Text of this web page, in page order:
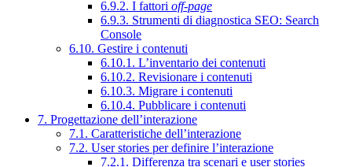
6.9.2. I fattori off-page
6.9.3. Strumenti di diagnostica SEO: Search
Console
6.10. Gestire i contenuti
6.10.1. L’inventario dei contenuti
6.10.2. Revisionare i contenuti
6.10.3. Migrare i contenuti
6.10.4. Pubblicare i contenuti
7. Progettazione dell’interazione
7.1. Caratteristiche dell’interazione
7.2. User stories per definire l’interazione
7.2.1. Differenza tra scenari e user stories